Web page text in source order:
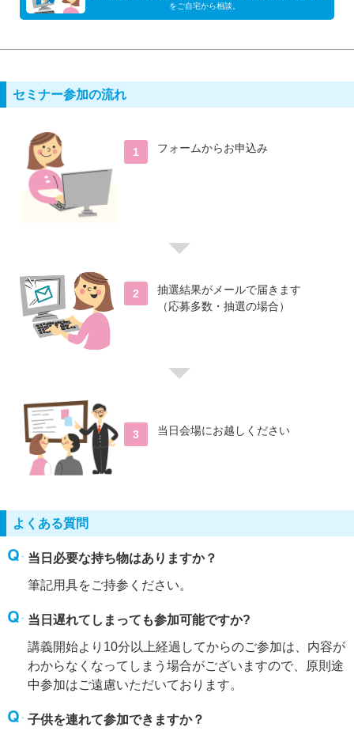
をご自宅から相談。
セミナー参加の流れ
1 フォームからお申込み
2
抽選結果がメールで届きます
（応募多数・抽選の場合）
3 当日会場にお越しください
よくある質問
当日必要な持ち物はありますか？
筆記用具をご持参ください。
当日遅れてしまっても参加可能ですか?
講義開始より10分以上経過してからのご参加は、内容が
わからなくなってしまう場合がございますので、原則途
中参加はご遠慮いただいております。
子供を連れて参加できますか？